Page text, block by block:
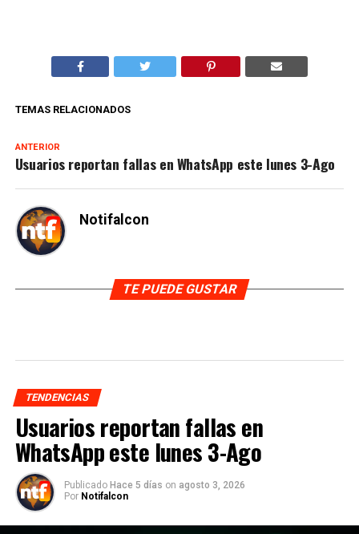
TEMAS RELACIONADOS
ANTERIOR
Usuarios reportan fallas en WhatsApp este lunes 3-Ago
Notifalcon
TE PUEDE GUSTAR
TENDENCIAS
Usuarios reportan fallas en
WhatsApp este lunes 3-Ago
Publicado Hace 5 días on agosto 3, 2026
Por Notifalcon